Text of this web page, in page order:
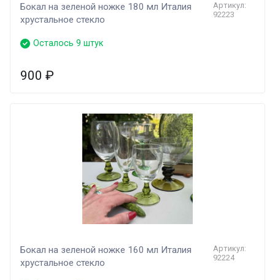
Бокал на зеленой ножке 180 мл Италия
хрустальное стекло
Артикул:
92223
Осталось 9 штук
900 ₽
Бокал на зеленой ножке 160 мл Италия
хрустальное стекло
Артикул:
92224